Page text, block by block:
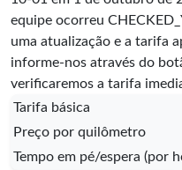
equipe ocorreu
uma atualização e a tarifa
informe-nos através do
verificaremos a tarifa
Tarifa básica
Preço por quilômetro
Tempo em pé/espera (por